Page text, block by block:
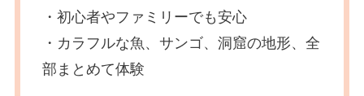
・初心者やファミリーでも安心
・カラフルな魚、サンゴ、洞窟の地形、全
部まとめて体験